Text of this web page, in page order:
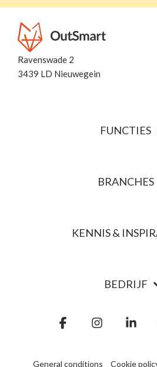
Ravenswade 2
3439 LD Nieuwegein
FUNCTIES
BRANCHES
KENNIS &
BEDRIJF
General conditions Cookie
FacebookInstagram